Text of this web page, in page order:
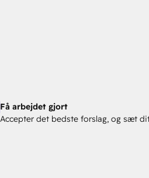
Få arbejdet gjort
Accepter det bedste forslag, og sæt